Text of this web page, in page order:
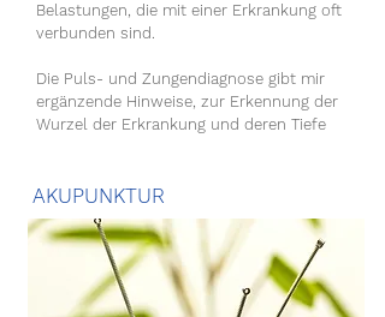
Belastungen, die mit einer Erkrankung oft
verbunden sind.
Die Puls- und Zungendiagnose gibt mir
ergänzende Hinweise, zur Erkennung der
Wurzel der Erkrankung und deren Tiefe
AKUPUNKTUR